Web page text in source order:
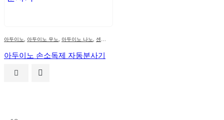
아두이노 아두이노 우노 아두이노 나노 센서류
아두이노 손소독제 자동분사기